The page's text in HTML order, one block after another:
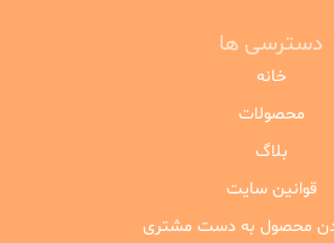
دسترسی ها
خانه
محصولات
بلاگ
قوانین سایت
محصول به دست مشتری